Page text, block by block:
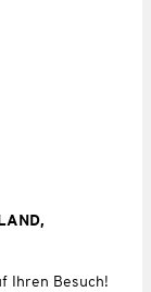
Ihren Besuch!